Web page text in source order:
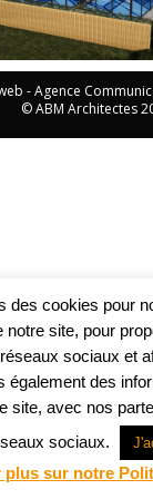
-Agence
© ABM Architectes
des cookies pour
notre site, pour
sociaux et
également des
site, avec nos
sociaux.
plus sur notre